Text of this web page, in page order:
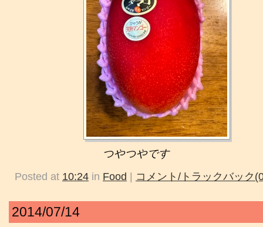
つやつやです
Posted at 10:24 in Food コメント/トラックバック
2014/07/14